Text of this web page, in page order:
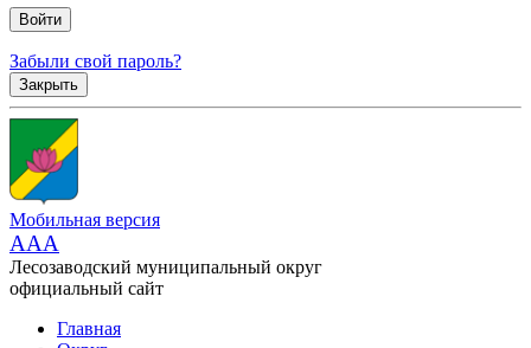
Забыли свой пароль?
Закрыть
Мобильная версия
AAA
Лесозаводский муниципальный округ
официальный сайт
Главная